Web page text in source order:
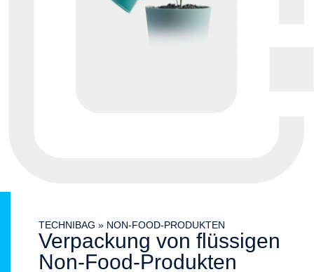
TECHNIBAG » NON-FOOD-PRODUKTEN
Verpackung von flüssigen
Non-Food-Produkten